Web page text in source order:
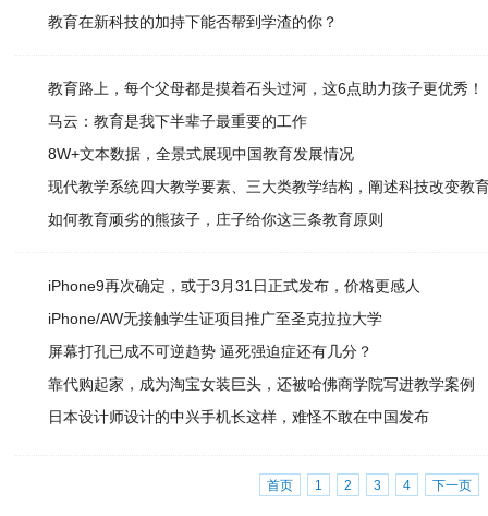
教育在新科技的加持下能否帮到学渣的你？
教育路上，每个父母都是摸着石头过河，这6点助力孩子更优秀！
马云：教育是我下半辈子最重要的工作
8W+文本数据，全景式展现中国教育发展情况
现代教学系统四大教学要素、三大类教学结构，阐述科技改变教
如何教育顽劣的熊孩子，庄子给你这三条教育原则
iPhone9再次确定，或于3月31日正式发布，价格更感人
iPhone/AW无接触学生证项目推广至圣克拉拉大学
屏幕打孔已成不可逆趋势 逼死强迫症还有几分？
靠代购起家，成为淘宝女装巨头，还被哈佛商学院写进教学案例
日本设计师设计的中兴手机长这样，难怪不敢在中国发布
首页 1 2 3 4 下一页